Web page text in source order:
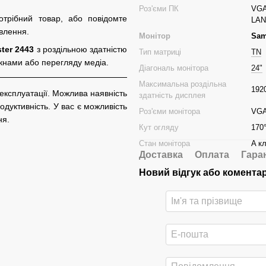
товар, або повідомте
2443 з роздільною здатністю
або перегляду медіа.
Можлива наявність
У вас є можливість
Роз'єми ПК
Монітор
Тип матриці
TN
Діагональ монітора
24"
Максимальна роздільна
здатність дисплея
Роз'єми монітора
Кут огляду
Стан монітора
A
Доставка Оплата
Новий відгук або